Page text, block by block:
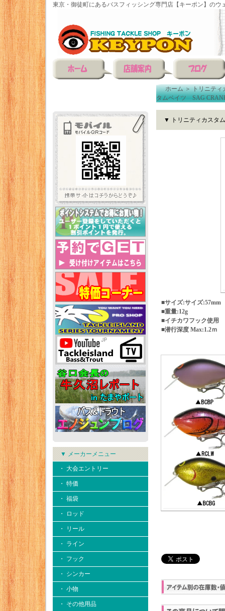
東京・御徒町にあるバスフィッシング専門店【キーポン】のウ
▼ メーカーメニュー
・ 大会エントリー
・ 特価
・ 福袋
・ ロッド
・ リール
・ ライン
・ フック
・ シンカー
・ 小物
・ その他用品
ホーム＞トリニティ
タムベイツ SAG
▼ トリニティカスタ
■サイズ:サイズ
■重量:12g
■イチカワフック使用
■潜行深度 Max:1.2ｍ